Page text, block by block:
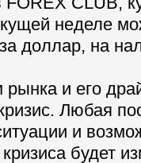
неделе
доллар, на
и его
Любая
и
будет